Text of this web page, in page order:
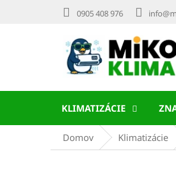
0905 408 976
KLIMATIZÁCIE
Domov Klimatizácie